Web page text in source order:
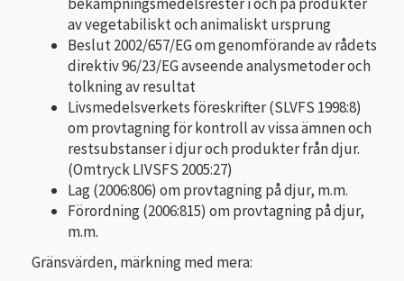
av vegetabiliskt och animaliskt ursprung
Beslut 2002/657/EG om genomförande av rådets
direktiv 96/23/EG avseende analysmetoder och
tolkning av resultat
Livsmedelsverkets föreskrifter (SLVFS 1998:8)
om provtagning för kontroll av vissa ämnen och
restsubstanser i djur och produkter från djur.
(Omtryck LIVSFS 2005:27)
Lag (2006:806) om provtagning på djur, m.m.
Förordning (2006:815) om provtagning på djur,
m.m.
Gränsvärden, märkning med mera: